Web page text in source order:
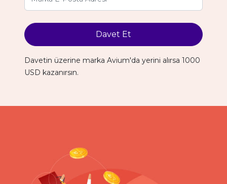
Davet Et
Davetin üzerine marka Avium'da yerini alırsa 1000
USD kazanırsın.